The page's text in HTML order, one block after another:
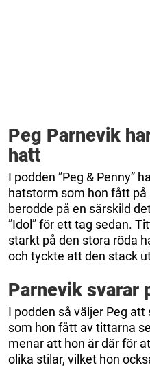
Peg Parnevik
hatt
I podden ”Peg & Penny”
hatstorm som hon fått
berodde på en särskild
”Idol” för ett tag sedan.
starkt på den stora röda
och tyckte att den stack
Parnevik svarar
I podden så väljer Peg
som hon fått av tittarna
menar att hon är där för
olika stilar, vilket hon